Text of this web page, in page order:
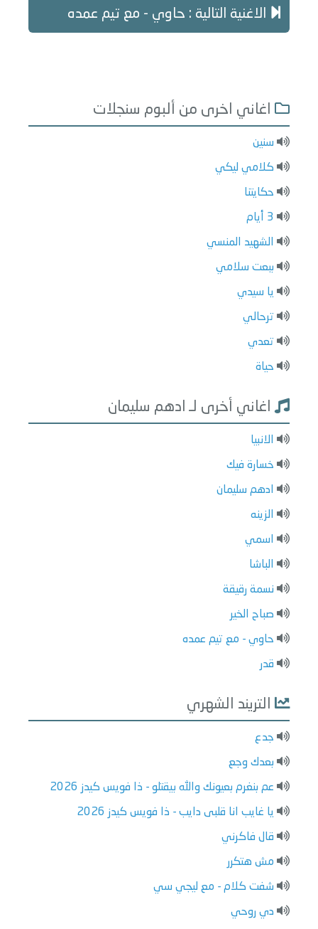
الاغنية التالية : حاوي - مع تيم عمده
اغاني اخرى من ألبوم سنجلات
سنين
كلامي ليكي
حكايتنا
3 أيام
الشهيد المنسي
ببعت سلامي
يا سيدي
ترحالي
تعدي
حياة
اغاني أخرى لـ ادهم سليمان
الانبيا
خسارة فيك
ادهم سليمان
الزينه
اسمي
الباشا
نسمة رقيقة
صباح الخير
حاوي - مع تيم عمده
قدر
التريند الشهري
جدع
بعدك وجع
عم بنغرم بعيونك والله بيقتلو - ذا فويس كيدز 2026
يا غايب انا قلبى دايب - ذا فويس كيدز 2026
قال فاكرني
مش هتكرر
شفت كلام - مع ليجي سي
دي روحي